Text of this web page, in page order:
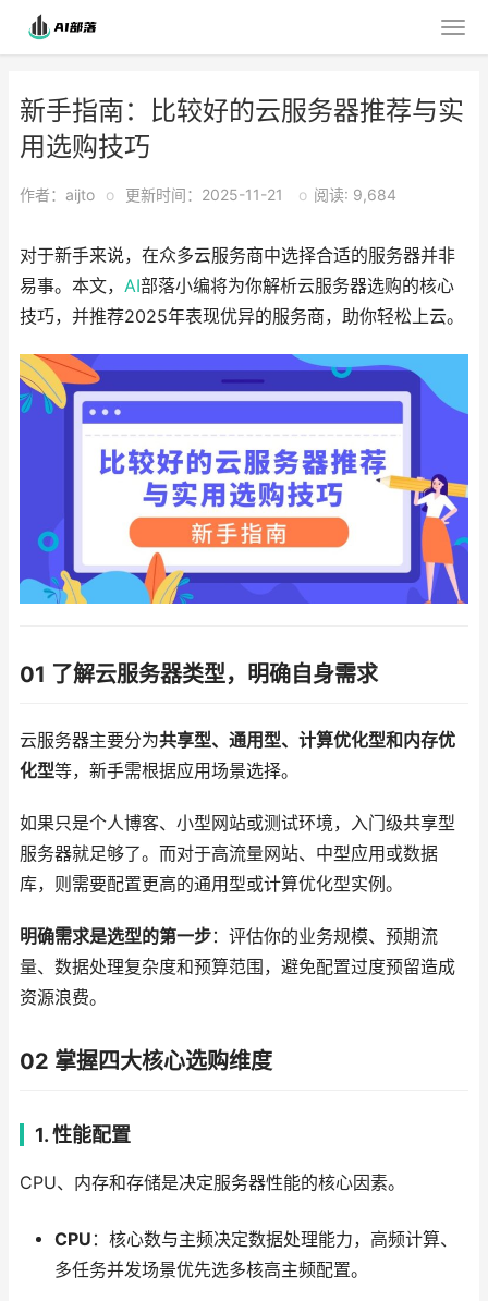
新手指南：比较好的云服务器推荐与实
用选购技巧
作者：aijto o 更新时间：2025-11-21 o 阅读: 9,684
对于新手来说，在众多云服务商中选择合适的服务器并非
易事。本文， AI部落小编将为你解析云服务器选购的核心
技巧，并推荐2025年表现优异的服务商，助你轻松上云。
01 了解云服务器类型，明确自身需求
云服务器主要分为共享型、通用型、计算优化型和内存优
化型等，新手需根据应用场景选择。
如果只是个人博客、小型网站或测试环境，入门级共享型
服务器就足够了。而对于高流量网站、中型应用或数据
库，则需要配置更高的通用型或计算优化型实例。
明确需求是选型的第一步：评估你的业务规模、预期流
量、数据处理复杂度和预算范围，避免配置过度预留造成
资源浪费。
02 掌握四大核心选购维度
1. 性能配置
CPU、内存和存储是决定服务器性能的核心因素。
CPU ：核心数与主频决定数据处理能力，高频计算、
多任务并发场景优先选多核高主频配置。